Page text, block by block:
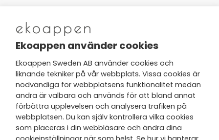
Nytt från Ekoappen
Jag har tagit del av Ekoappens
personuppgifts- och
integritetspolicyoch tar gärna del
av nyheter, hälsotips och exklusiva
erbjudanden via min e-post.
Ekoappen använder cookies
Ekoappen Sweden AB använder cookies och
liknande tekniker på vår webbplats. Vissa cookies är
nödvändiga för webbplatsens funktionalitet medan
andra är valbara och används för att bland annat
förbättra upplevelsen och analysera trafiken på
webbplatsen. Du kan själv kontrollera vilka cookies
som placeras i din webbläsare och ändra dina